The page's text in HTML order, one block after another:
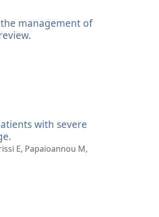
management of
with severe
в E, Papaioannou M,